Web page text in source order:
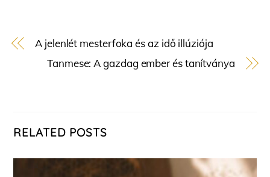
A jelenlét mesterfoka és az idő illúziója
Tanmese: A gazdag ember és tanítványa
RELATED POSTS